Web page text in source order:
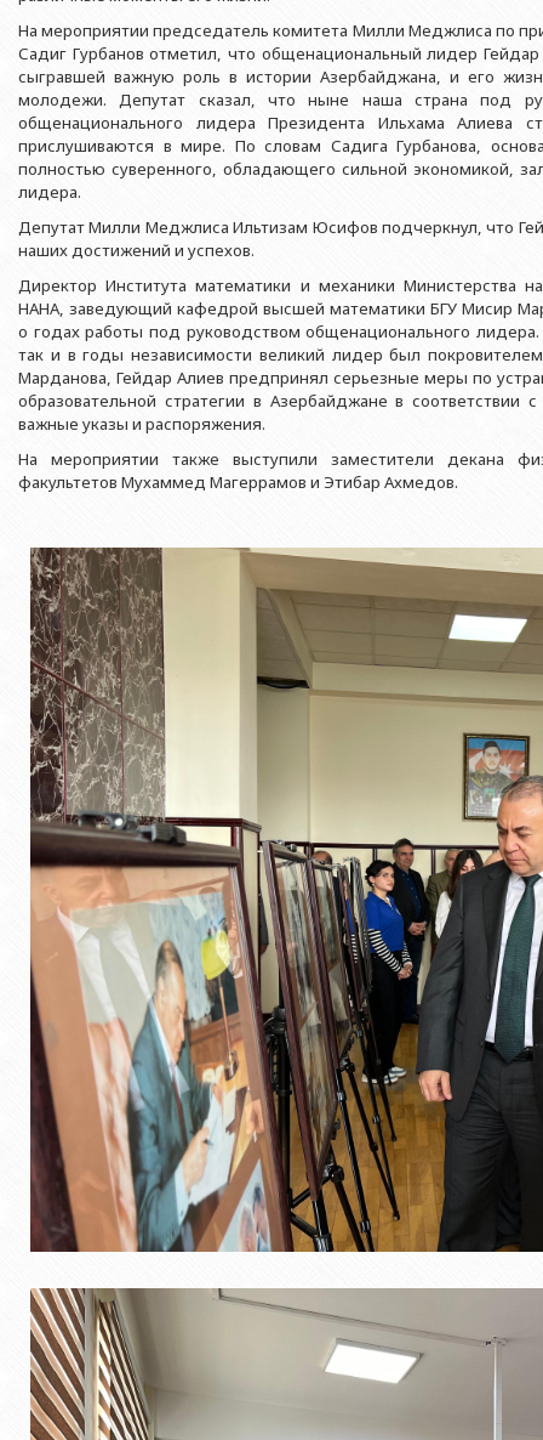
Почетные доктора
Образование в БГУ
Перечень специальностей
Знаменательные даты в истории БГУ
Служба психологической помощи
Культурно-творческий центр
Спортивно-оздоровительный
Университетская газета
Типография
Издательство
Филологический
Исторический
Факультет
Юридический
Факультет
Факультет
Факультет Теология
Факультет
Юридическое
Азербайджанской
Юридическое
образования
Юридическое
Юридическое
На мероприятии председатель комитета Милли Меджлиса по
Садиг Гурбанов отметил, что общенациональный лидер
сыгравшей важную роль в истории Азербайджана, и его
молодежи. Депутат сказал, что ныне наша страна под
общенационального лидера Президента Ильхама Алиева
прислушиваются в мире. По словам Садига Гурбанова,
полностью суверенного, обладающего сильной экономикой,
лидера.
Депутат Милли Меджлиса Ильтизам Юсифов подчеркнул, что
наших достижений и успехов.
Директор Института математики и механики Министерства
НАНА, заведующий кафедрой высшей математики БГУ Мисир
о годах работы под руководством общенационального
так и в годы независимости великий лидер был
Марданова, Гейдар Алиев предпринял серьезные меры по
образовательной стратегии в Азербайджане в
важные указы и распоряжения.
На мероприятии также выступили заместители декана
факультетов Мухаммед Магеррамов и Этибар Ахмедов.